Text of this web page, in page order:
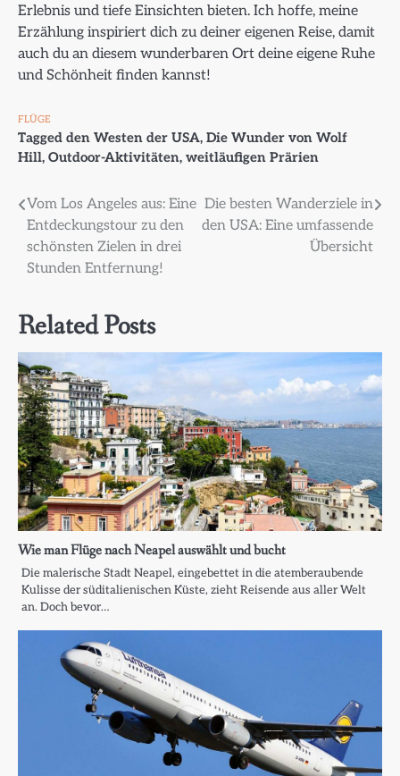
Erlebnis und tiefe Einsichten bieten. Ich hoffe, meine
Erzählung inspiriert dich zu deiner eigenen Reise, damit
auch du an diesem wunderbaren Ort deine eigene Ruhe
und Schönheit finden kannst!
FLÜGE
Tagged den Westen der USA, Die Wunder von Wolf
Hill, Outdoor-Aktivitäten, weitläufigen Prärien
Beitragsnavigation
Vom Los Angeles aus: Eine
Entdeckungstour zu den
schönsten Zielen in drei
Stunden Entfernung!
Die besten Wanderziele in
den USA: Eine umfassende
Übersicht
Related Posts
Wie man Flüge nach Neapel auswählt und bucht
Die malerische Stadt Neapel, eingebettet in die atemberaubende
Kulisse der süditalienischen Küste, zieht Reisende aus aller Welt
an. Doch bevor…